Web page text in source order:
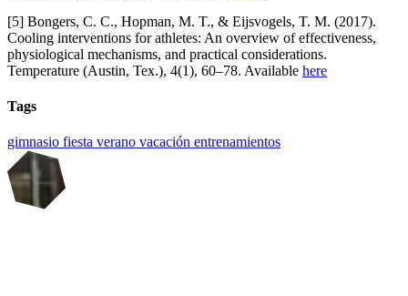
[5] Bongers, C. C., Hopman, M. T., & Eijsvogels, T. M. (2017).
Cooling interventions for athletes: An overview of effectiveness,
physiological mechanisms, and practical considerations.
Temperature (Austin, Tex.), 4(1), 60–78. Available here
Tags
gimnasio fiesta verano vacación entrenamientos